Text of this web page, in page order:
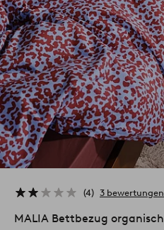
4 3 bewertungen
MALIA Bettbezug organisch